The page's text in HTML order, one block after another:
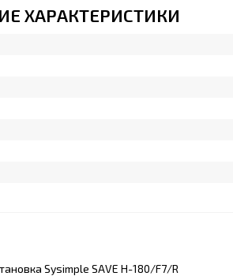
ХАРАКТЕРИСТИКИ
Sysimple SAVE H-180/F7/R